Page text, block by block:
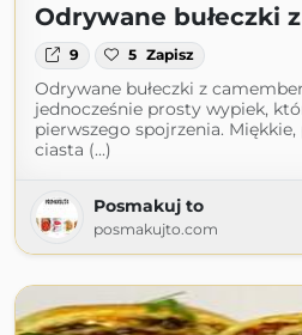
Odrywane bułeczki
9 5 Zapisz
Odrywane bułeczki z
jednocześnie prosty wypiek,
pierwszego spojrzenia.
ciasta (...)
Posmakuj to
posmakujto.com